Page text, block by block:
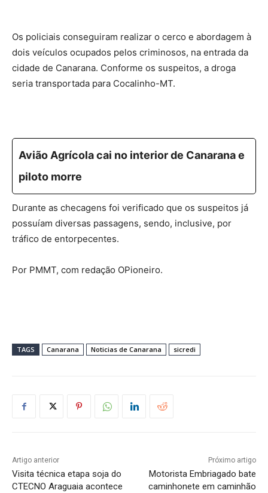
Os policiais conseguiram realizar o cerco e abordagem à
dois veículos ocupados pelos criminosos, na entrada da
cidade de Canarana. Conforme os suspeitos, a droga
seria transportada para Cocalinho-MT.
Avião Agrícola cai no interior de Canarana e
piloto morre
Durante as checagens foi verificado que os suspeitos já
possuíam diversas passagens, sendo, inclusive, por
tráfico de entorpecentes.
Por PMMT, com redação OPioneiro.
TAGS Canarana Noticias de Canarana sicredi
Artigo anterior
Visita técnica etapa soja do
CTECNO Araguaia acontece
Próximo artigo
Motorista Embriagado bate
caminhonete em caminhão